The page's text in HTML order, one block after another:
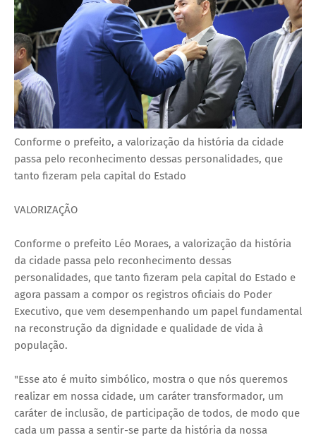
Conforme o prefeito, a valorização da história da cidade
passa pelo reconhecimento dessas personalidades, que
tanto fizeram pela capital do Estado
VALORIZAÇÃO
Conforme o prefeito Léo Moraes, a valorização da história
da cidade passa pelo reconhecimento dessas
personalidades, que tanto fizeram pela capital do Estado e
agora passam a compor os registros oficiais do Poder
Executivo, que vem desempenhando um papel fundamental
na reconstrução da dignidade e qualidade de vida à
população.
"Esse ato é muito simbólico, mostra o que nós queremos
realizar em nossa cidade, um caráter transformador, um
caráter de inclusão, de participação de todos, de modo que
cada um passa a sentir-se parte da história da nossa